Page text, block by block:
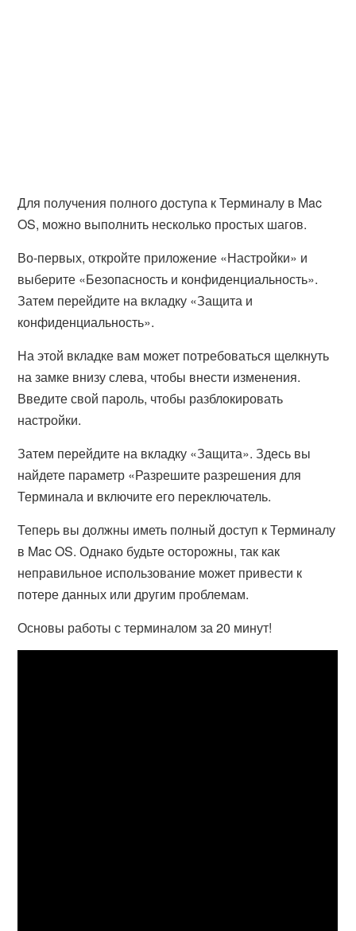
Для получения полного доступа к Терминалу в Mac
OS, можно выполнить несколько простых шагов.
Во-первых, откройте приложение «Настройки» и
выберите «Безопасность и конфиденциальность».
Затем перейдите на вкладку «Защита и
конфиденциальность».
На этой вкладке вам может потребоваться щелкнуть
на замке внизу слева, чтобы внести изменения.
Введите свой пароль, чтобы разблокировать
настройки.
Затем перейдите на вкладку «Защита». Здесь вы
найдете параметр «Разрешите разрешения для
Терминала и включите его переключатель.
Теперь вы должны иметь полный доступ к Терминалу
в Mac OS. Однако будьте осторожны, так как
неправильное использование может привести к
потере данных или другим проблемам.
Основы работы с терминалом за 20 минут!